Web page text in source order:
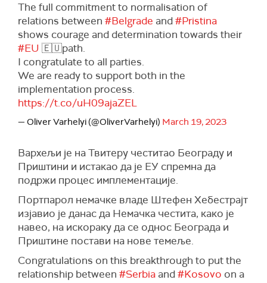
The full commitment to normalisation of
relations between #Belgrade and#Pristina
shows courage and determination towards their
#EU 🇪🇺path.
I congratulate to all parties.
We are ready to support both in the
implementation process.
https://t.co/uH09ajaZEL
— Oliver Varhelyi (@OliverVarhelyi) March 19, 2023
Вархељи је на Твитеру честитао Београду и
Приштини и истакао да је ЕУ спремна да
подржи процес имплементације.
Портпарол немачке владе Штефен Хебестрајт
изјавио је данас да Немачка честита, како је
навео, на искораку да се однос Београда и
Приштине постави на нове темеље.
Congratulations on this breakthrough to put the
relationship between #Serbia and#Kosovo on a